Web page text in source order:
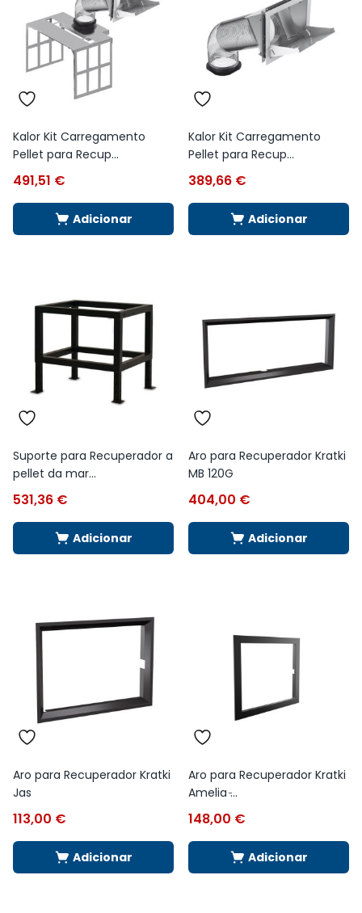
Kalor Kit Carregamento
Pellet para Recup...
491,51 €
Adicionar
Kalor Kit Carregamento
Pellet para Recup...
389,66 €
Adicionar
Suporte para Recuperador a
pellet da mar...
531,36 €
Adicionar
Aro para Recuperador Kratki
MB 120G
404,00 €
Adicionar
Aro para Recuperador Kratki
Jas
113,00 €
Adicionar
Aro para Recuperador Kratki
Amelia ̵...
148,00 €
Adicionar